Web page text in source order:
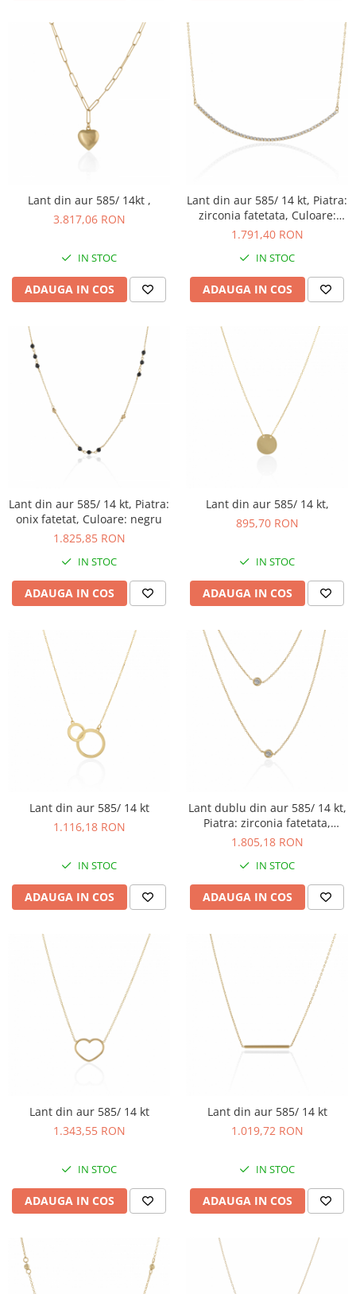
Lant din aur 585/ 14kt ,
3.817,06 RON
IN STOC
ADAUGA IN COS
Lant din aur 585/ 14 kt, Piatra:
zirconia fatetata, Culoare:
transparenta
1.791,40 RON
IN STOC
ADAUGA IN COS
Lant din aur 585/ 14 kt, Piatra:
onix fatetat, Culoare: negru
1.825,85 RON
IN STOC
ADAUGA IN COS
Lant din aur 585/ 14 kt,
895,70 RON
IN STOC
ADAUGA IN COS
Lant din aur 585/ 14 kt
1.116,18 RON
IN STOC
ADAUGA IN COS
Lant dublu din aur 585/ 14 kt,
Piatra: zirconia fatetata,
Culoare: transparenta,
1.805,18 RON
IN STOC
ADAUGA IN COS
Lant din aur 585/ 14 kt
1.343,55 RON
IN STOC
ADAUGA IN COS
Lant din aur 585/ 14 kt
1.019,72 RON
IN STOC
ADAUGA IN COS